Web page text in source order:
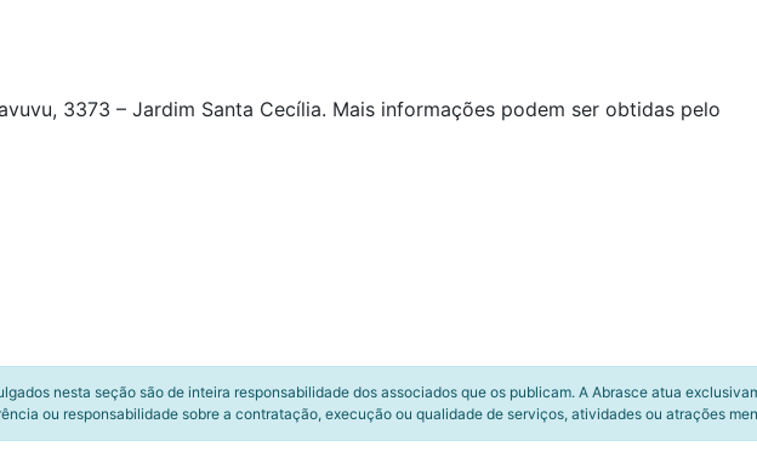
3373 – Jardim Santa Cecília. Mais informações podem ser obtidas pelo
nesta seção são de inteira responsabilidade dos associados que os publicam. A Abrasce atua
ou responsabilidade sobre a contratação, execução ou qualidade de serviços, atividades ou atrações